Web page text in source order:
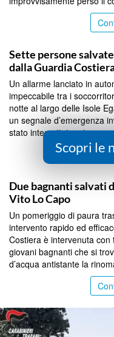
Sette persone
dalla Guardia
Un allarme lanciato in
impeccabile tra i
notte al largo delle Isole
un segnale d’emergenza
stato intercettato e trasm...
Due bagnanti salvati
Vito Lo Capo
Un pomeriggio di paura
intervento rapido ed
Costiera è intervenuta
giovani bagnanti che si
d’acqua antistante la
Scopri le